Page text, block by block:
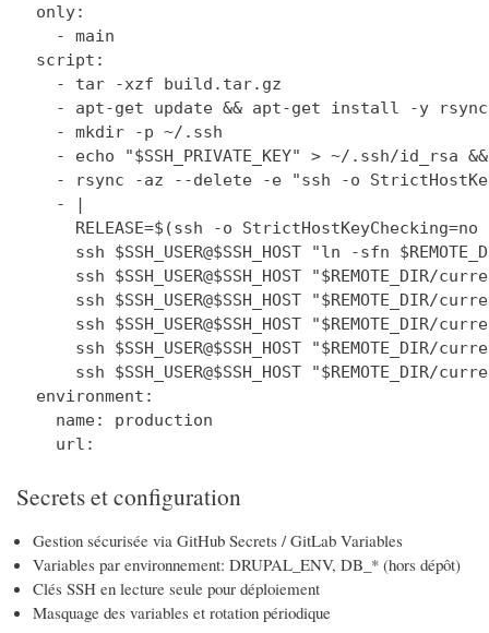
  only:
    - main
  script:
    - tar -xzf build.tar.gz
- apt-get update && apt-get install -y
    - mkdir -p ~/.ssh
- echo "$SSH_PRIVATE_KEY" > ~/.ssh/id_rsa
- rsync -az --delete -e "ssh -o
    - |
RELEASE=$(ssh -o
ssh $SSH_USER@$SSH_HOST "ln -sfn
ssh $SSH_USER@$SSH_HOST "$REMOTE_DIR/
ssh $SSH_USER@$SSH_HOST "$REMOTE_DIR/
ssh $SSH_USER@$SSH_HOST "$REMOTE_DIR/
ssh $SSH_USER@$SSH_HOST "$REMOTE_DIR/
ssh $SSH_USER@$SSH_HOST "$REMOTE_DIR/
  environment:
    name: production
Secrets et configuration
Gestion sécurisée via GitHub Secrets / GitLab Variables
Variables par environnement: DRUPAL_ENV, DB_* (hors dépôt)
Clés SSH en lecture seule pour déploiement
Masquage des variables et rotation périodique